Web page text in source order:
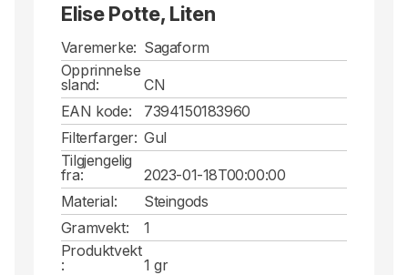
Elise Potte, Liten
Varemerke: Sagaform
Opprinnelse
sland:
CN
EAN kode:
7394150183960
Filterfarger: Gul
Tilgjengelig
fra:
2023-01-18T00:00:00
Material:
Steingods
Gramvekt:
1
Produktvekt
:
1 gr